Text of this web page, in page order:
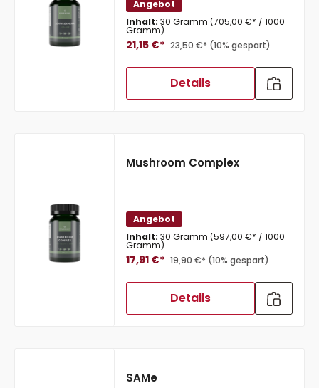
Angebot
Inhalt: 30 Gramm (705,00 €* / 1000
Gramm)
21,15 €* 23,50 €* (10% gespart)
Details
Mushroom Complex
Angebot
Inhalt: 30 Gramm (597,00 €* / 1000
Gramm)
17,91 €* 19,90 €* (10% gespart)
Details
SAMe